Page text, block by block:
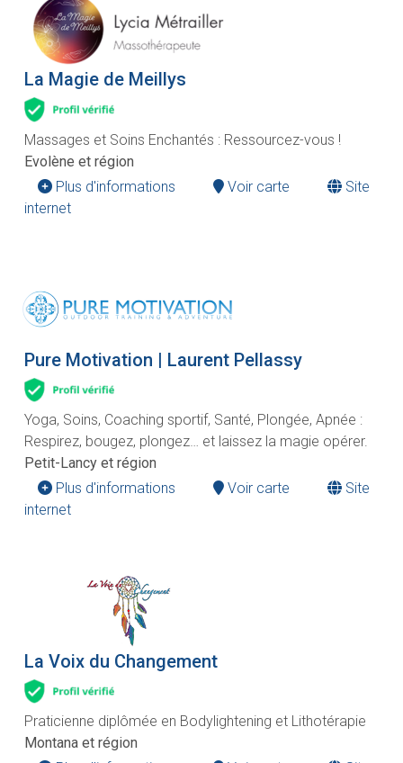
La Magie de Meillys
Massages et Soins Enchantés : Ressourcez-vous !
Evolène et région
Plus d'informations
Voir carte
Site
internet
Pure Motivation | Laurent Pellassy
Yoga, Soins, Coaching sportif, Santé, Plongée, Apnée :
Respirez, bougez, plongez… et laissez la magie opérer.
Petit-Lancy et région
Plus d'informations
Voir carte
Site
internet
La Voix du Changement
Praticienne diplômée en Bodylightening et Lithotérapie
Montana et région